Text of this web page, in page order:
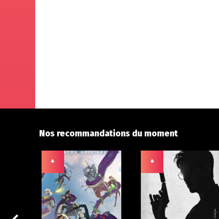
Nos recommandations du moment
+ +